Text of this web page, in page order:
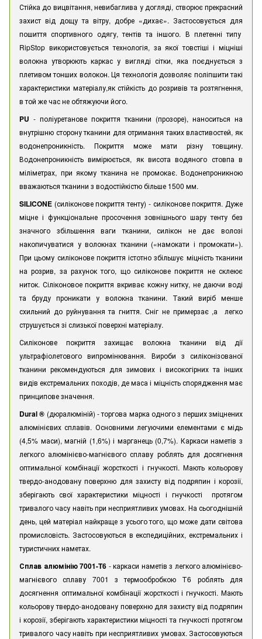
Стійка до вицвітання, невибаглива у догляді, створює прекрасний
захист від дощу та вітру, добре «дихає». Застосовується для
пошиття спортивного одягу, тентів та іншого. В плетенні типу
RipStop використовується технологія, за якої товстіші і міцніші
волокна утворюють каркас у вигляді сітки, яка поєднується з
плетивом тонших волокон. Ця технологія дозволяє поліпшити такі
характеристики матеріалу,як стійкість до розривів та розтягнення,
в той же час не обтяжуючи його.
PU - поліуретанове покриття тканини (прозоре), наноситься на
внутрішню сторону тканини для отримання таких властивостей, як
водонепроникність. Покриття може мати різну товщину.
Водонепроникність вимірюється, як висота водяного стовпа в
міліметрах, при якому тканина не промокає. Водонепроникною
вважаються тканини з водостійкістю більше 1500 мм.
SILICONE (силіконове покриття тенту) - силіконове покриття. Дуже
міцне і функціональне просочення зовнішнього шару тенту без
значного збільшення ваги тканини, силікон не дає волозі
накопичуватися у волокнах тканини («намокати і промокати»).
При цьому силіконове покриття істотно збільшує міцність тканини
на розрив, за рахунок того, що силіконове покриття не склеює
ниток. Сіліконовое покриття вкриває кожну нитку, не даючи воді
та бруду проникати у волокна тканини. Такий виріб менше
схильний до руйнування та гниття. Сніг не примерзає ,а легко
струшується зі слизької поверхні матеріалу.
Силіконове покриття захищає волокна тканини від дії
ультрафіолетового випромінювання. Вироби з силіконізованої
тканини рекомендуються для зимових і високогірних та інших
видів екстремальних походів, де маса і міцність спорядження має
принципове значення.
Dural ® (дюралюміній) - торгова марка одного з перших зміцнених
алюмінієвих сплавів. Основними легуючими елементами є мідь
(4,5% маси), магній (1,6%) і марганець (0,7%). Каркаси наметів з
легкого алюмінієво-магнієвого сплаву роблять для досягнення
оптимальної комбінації жорсткості і гнучкості. Мають кольорову
твердо-анодовану поверхню для захисту від подряпин і корозії,
зберігають свої характеристики міцності і гнучкості протягом
тривалого часу навіть при несприятливих умовах. На сьогоднішній
день, цей матеріал найкраще з усього того, що може дати світова
промисловість. Застосовуються в експедиційних, екстремальних і
туристичних наметах.
Сплав алюмінію 7001-T6 - каркаси наметів з легкого алюмінієво-
магнієвого сплаву 7001 з термообробкою Т6 роблять для
досягнення оптимальної комбінації жорсткості і гнучкості. Мають
кольорову твердо-анодовану поверхню для захисту від подряпин
і корозії, зберігають характеристики міцності та гнучкості протягом
тривалого часу навіть при несприятливих умовах. Застосовуються